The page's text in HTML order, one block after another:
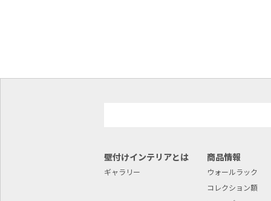
壁付けインテリアとは
ギャラリー
商品情報
ウォールラック
コレクション額